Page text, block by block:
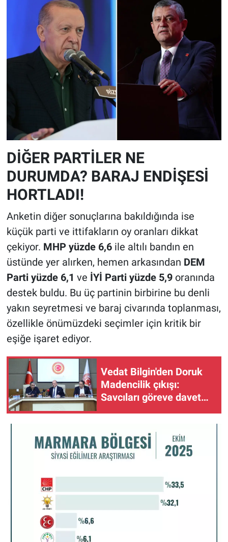
DİĞER PARTİLER NE
DURUMDA? BARAJ ENDİŞESİ
HORTLADI!
Anketin diğer sonuçlarına bakıldığında ise
küçük parti ve ittifakların oy oranları dikkat
çekiyor. MHP yüzde 6,6ile altılı bandın en
üstünde yer alırken, hemen arkasından DEM
Parti yüzde 6,1 ve İYİ Parti yüzde 5,9oranında
destek buldu. Bu üç partinin birbirine bu denli
yakın seyretmesi ve baraj civarında toplanması,
özellikle önümüzdeki seçimler için kritik bir
eşiğe işaret ediyor.
Vedat Bilgin'den Doruk
Madencilik çıkışı:
Savcıları göreve davet